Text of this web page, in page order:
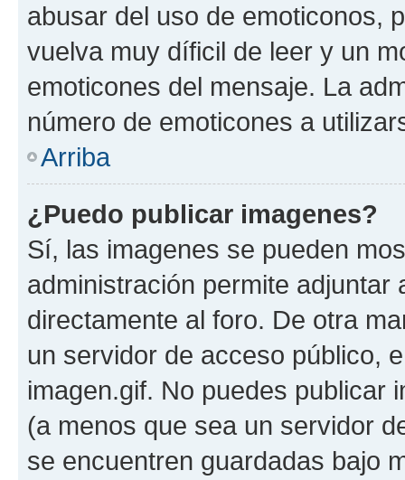
abusar del uso de emoticonos,
vuelva muy díficil de leer y un
emoticones del mensaje. La
número de emoticones a
Arriba
¿Puedo publicar imagenes?
Sí, las imagenes se pueden
administración permite
directamente al foro. De otra
un servidor de acceso público,
imagen.gif. No puedes publicar
(a menos que sea un servidor
se encuentren guardadas bajo